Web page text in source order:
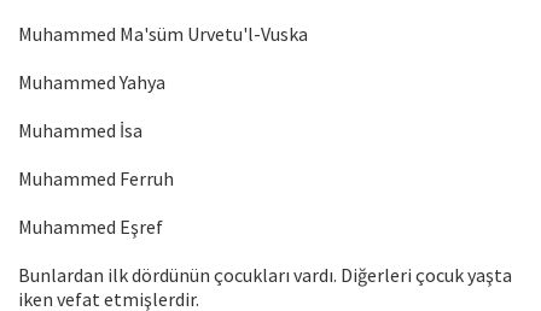
Muhammed Ma'süm Urvetu'l-Vuska
Muhammed Yahya
Muhammed İsa
Muhammed Ferruh
Muhammed Eşref
Bunlardan ilk dördünün çocukları vardı. Diğerleri çocuk yaşta
iken vefat etmişlerdir.